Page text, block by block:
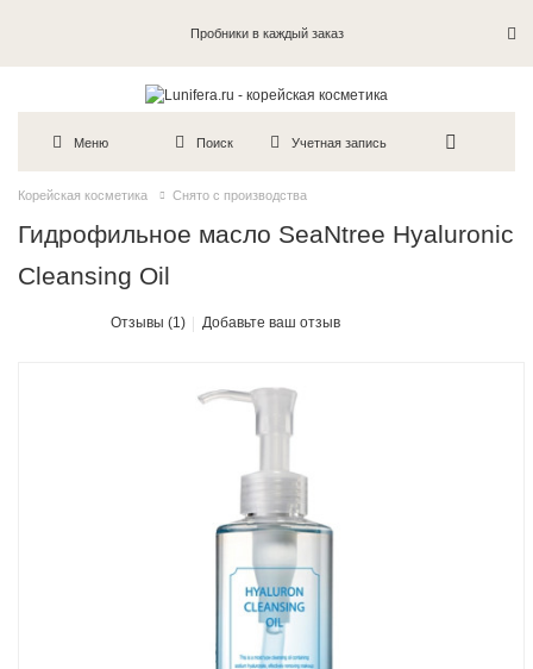
Пробники в каждый заказ
Меню Поиск Учетная запись
Корейская косметика Снято с производства
Гидрофильное масло SeaNtree Hyaluronic
Cleansing Oil
Отзывы (1) Добавьте ваш отзыв